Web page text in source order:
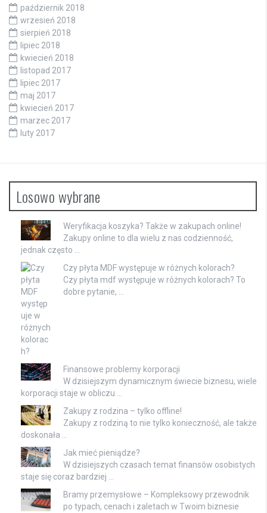
październik 2018
wrzesień 2018
sierpień 2018
lipiec 2018
kwiecień 2018
listopad 2017
lipiec 2017
maj 2017
kwiecień 2017
marzec 2017
luty 2017
Losowo wybrane
Weryfikacja koszyka? Także w zakupach online!
Zakupy online to dla wielu z nas codzienność,
jednak często …
Czy płyta MDF występuje w różnych kolorach?
Czy płyta mdf występuje w różnych kolorach? To
dobre pytanie, …
Finansowe problemy korporacji
W dzisiejszym dynamicznym świecie biznesu, wiele
korporacji staje w obliczu …
Zakupy z rodzina – tylko offline!
Zakupy z rodziną to nie tylko konieczność, ale także
doskonała …
Jak mieć pieniądze?
W dzisiejszych czasach temat finansów osobistych
staje się coraz bardziej …
Bramy przemysłowe – Kompleksowy przewodnik
po typach, cenach i zaletach w Twoim biznesie